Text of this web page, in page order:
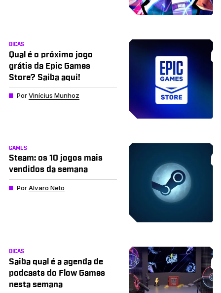
DICAS
Qual é o próximo jogo
grátis da Epic Games
Store? Saiba aqui!
PorVinícius Munhoz
GAMES
Steam: os 10 jogos mais
vendidos da semana
PorAlvaro Neto
DICAS
Saiba qual é a agenda de
podcasts do Flow Games
nesta semana